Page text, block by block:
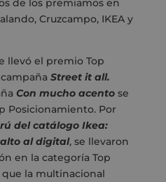
de los premiamos en
Cruzcampo, IKEA y
llevó el premio Top
Street it all.
Con mucho acento se
Posicionamiento. Por
del catálogo Ikea:
al digital, se llevaron
en la categoría Top
la multinacional